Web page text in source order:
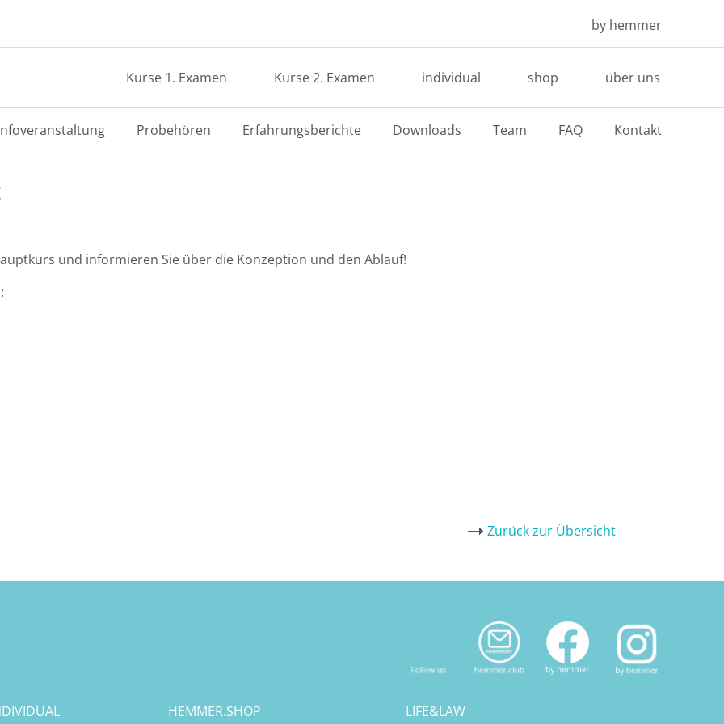
by hemmer
Kurse 1. Examen Kurse 2. Examen individual shop über uns
Probehören Erfahrungsberichte Downloads Team FAQ Kontakt
und informieren Sie über die Konzeption und den Ablauf!
Zurück zur Übersicht
HEMMER.SHOP LIFE&LAW